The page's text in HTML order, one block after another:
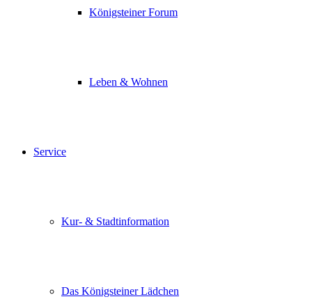
Königsteiner Forum
Leben & Wohnen
Service
Kur- & Stadtinformation
Das Königsteiner Lädchen